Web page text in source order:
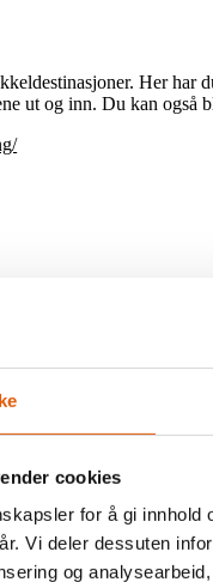
cookies
for å gi
Vi deler dessuten
og
Her
ut og inn. Du kan
begge modellene har
tallet representerer en